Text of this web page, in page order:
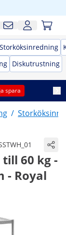
Storköksinredning
Diskutrustning
spara
/
60 kg -
- Royal